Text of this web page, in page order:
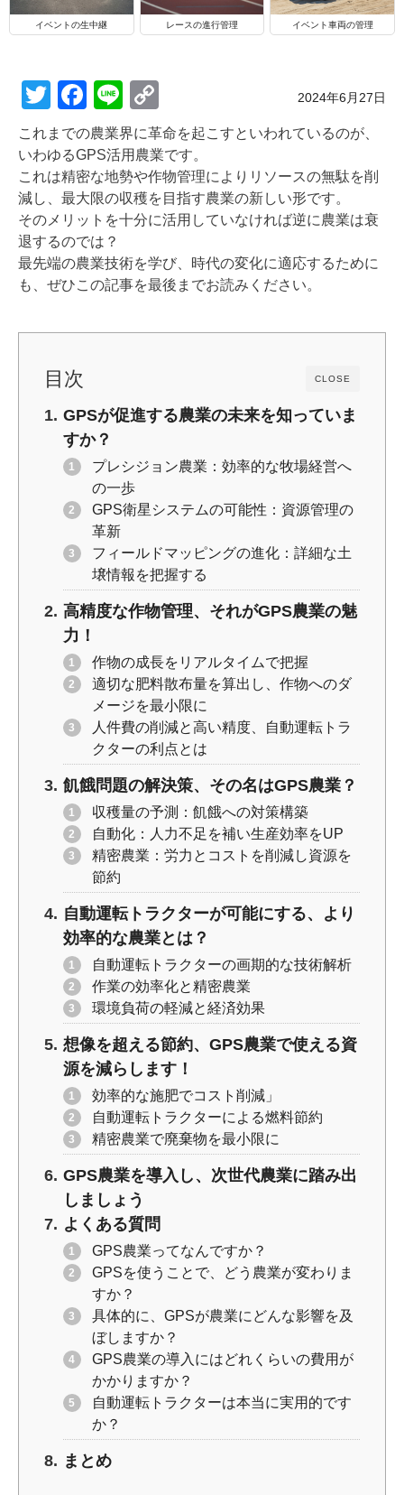
イベントの生中継 レースの進行管理 イベント車両の管理
2024年6月27日
T
wi
tt
er
F
a
c
e
b
o
o
k
Li
n
e
o
p
y
Li
k
これまでの農業界に革命を起こすといわれているのが、
いわゆるGPS活用農業です。
これは精密な地勢や作物管理によりリソースの無駄を削
減し、最大限の収穫を目指す農業の新しい形です。
そのメリットを十分に活用していなければ逆に農業は衰
退するのでは？
最先端の農業技術を学び、時代の変化に適応するために
も、ぜひこの記事を最後までお読みください。
CLOSE
目次
GPSが促進する農業の未来を知っていま
すか？
プレシジョン農業：効率的な牧場経営へ
の一歩
GPS衛星システムの可能性：資源管理の
革新
フィールドマッピングの進化：詳細な土
壌情報を把握する
高精度な作物管理、それがGPS農業の魅
力！
作物の成長をリアルタイムで把握
適切な肥料散布量を算出し、作物へのダ
メージを最小限に
人件費の削減と高い精度、自動運転トラ
クターの利点とは
飢餓問題の解決策、その名はGPS農業？
収穫量の予測：飢餓への対策構築
自動化：人力不足を補い生産効率をUP
精密農業：労力とコストを削減し資源を
節約
自動運転トラクターが可能にする、より
効率的な農業とは？
自動運転トラクターの画期的な技術解析
作業の効率化と精密農業
環境負荷の軽減と経済効果
想像を超える節約、GPS農業で使える資
源を減らします！
効率的な施肥でコスト削減」
自動運転トラクターによる燃料節約
精密農業で廃棄物を最小限に
GPS農業を導入し、次世代農業に踏み出
しましょう
よくある質問
GPS農業ってなんですか？
GPSを使うことで、どう農業が変わりま
すか？
具体的に、GPSが農業にどんな影響を及
ぼしますか？
GPS農業の導入にはどれくらいの費用が
かかりますか？
自動運転トラクターは本当に実用的です
か？
まとめ